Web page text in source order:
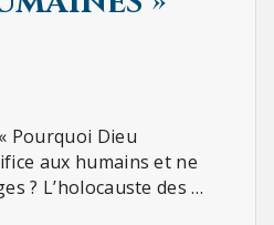
Pourquoi Dieu
aux humains et ne
? L’holocauste des …